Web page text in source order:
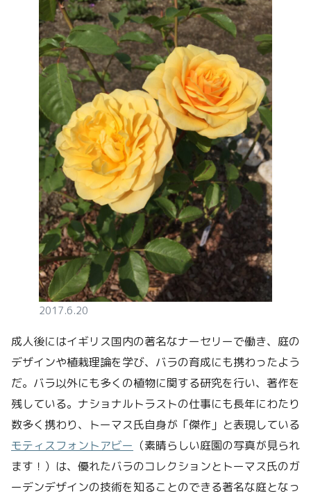
2017.6.20
成人後にはイギリス国内の著名なナーセリーで働き、庭の
デザインや植栽理論を学び、バラの育成にも携わったよう
だ。バラ以外にも多くの植物に関する研究を行い、著作を
残している。ナショナルトラストの仕事にも長年にわたり
数多く携わり、トーマス氏自身が「傑作」と表現している
モティスフォントアビー （素晴らしい庭園の写真が見られ
ます！）は、優れたバラのコレクションとトーマス氏のガ
ーデンデザインの技術を知ることのできる著名な庭となっ